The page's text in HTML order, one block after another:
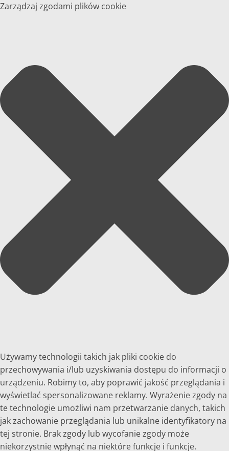
Zarządzaj zgodami plików cookie
Używamy technologii takich jak pliki cookie do
przechowywania i/lub uzyskiwania dostępu do informacji o
urządzeniu. Robimy to, aby poprawić jakość przeglądania i
wyświetlać spersonalizowane reklamy. Wyrażenie zgody na
te technologie umożliwi nam przetwarzanie danych, takich
jak zachowanie przeglądania lub unikalne identyfikatory na
tej stronie. Brak zgody lub wycofanie zgody może
niekorzystnie wpłynąć na niektóre funkcje i funkcje.